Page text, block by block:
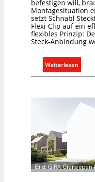
befestigen will,
Montagesituation
setzt Schnabl
Flexi-Clip auf ein
flexibles Prinzip:
Steck-Anbindung
Weiterlesen
E
C
r
Bild: GIRA Giersiepen